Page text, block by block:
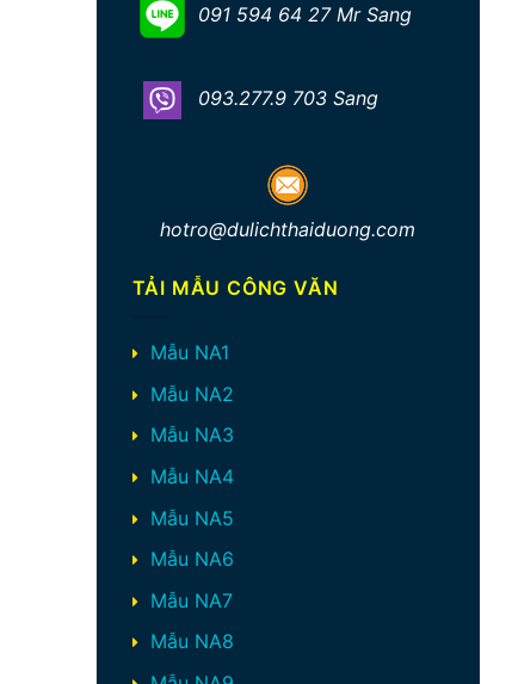
091 594 64 27 Mr Sang
093.277.9 703 Sang
hotro@dulichthaiduong.com
TẢI MẪU CÔNG VĂN
Mẫu NA1
Mẫu NA2
Mẫu NA3
Mẫu NA4
Mẫu NA5
Mẫu NA6
Mẫu NA7
Mẫu NA8